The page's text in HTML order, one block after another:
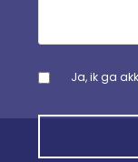
Ja, ik ga